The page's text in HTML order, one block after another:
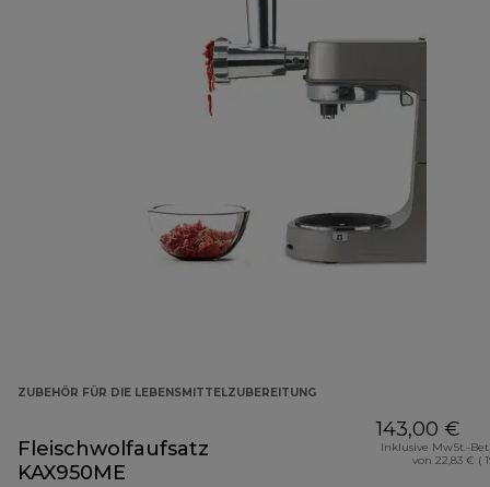
ZUBEHÖR FÜR DIE LEBENSMITTELZUBEREITUNG
Fleischwolfaufsatz
KAX950ME
143,00 €
Inklusive MwSt.-
von 22,83 € (